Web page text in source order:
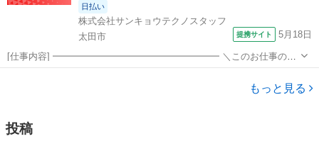
日払い
株式会社サンキョウテクノスタッフ
太田市
提携サイト 5月18日
[仕事内容] ━━━━━━━━━━━━━━━━━━ ＼このお仕事のコ
コがポイント！／ ◎残業なしで月収26.3万円以上！ ◎予定が立てやす
い人気の土日休み ◎未経験歓迎＆ブランクOK ◎中高年・ミドル世代
もっと見る
投稿